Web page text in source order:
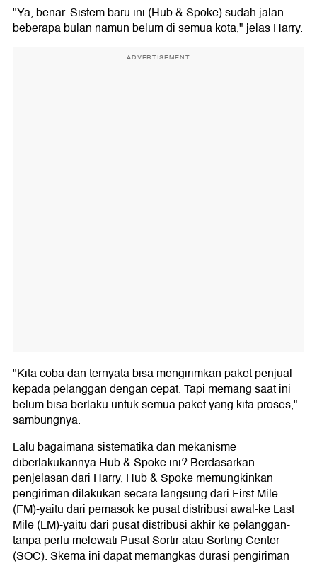
"Ya, benar. Sistem baru ini (Hub & Spoke) sudah jalan
beberapa bulan namun belum di semua kota," jelas Harry.
ADVERTISEMENT
"Kita coba dan ternyata bisa mengirimkan paket penjual
kepada pelanggan dengan cepat. Tapi memang saat ini
belum bisa berlaku untuk semua paket yang kita proses,"
sambungnya.
Lalu bagaimana sistematika dan mekanisme
diberlakukannya Hub & Spoke ini? Berdasarkan
penjelasan dari Harry, Hub & Spoke memungkinkan
pengiriman dilakukan secara langsung dari First Mile
(FM)-yaitu dari pemasok ke pusat distribusi awal-ke Last
Mile (LM)-yaitu dari pusat distribusi akhir ke pelanggan-
tanpa perlu melewati Pusat Sortir atau Sorting Center
(SOC). Skema ini dapat memangkas durasi pengiriman